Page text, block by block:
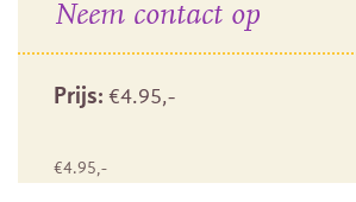
Neem contact op
Prijs: €4.95,-
€4.95,-